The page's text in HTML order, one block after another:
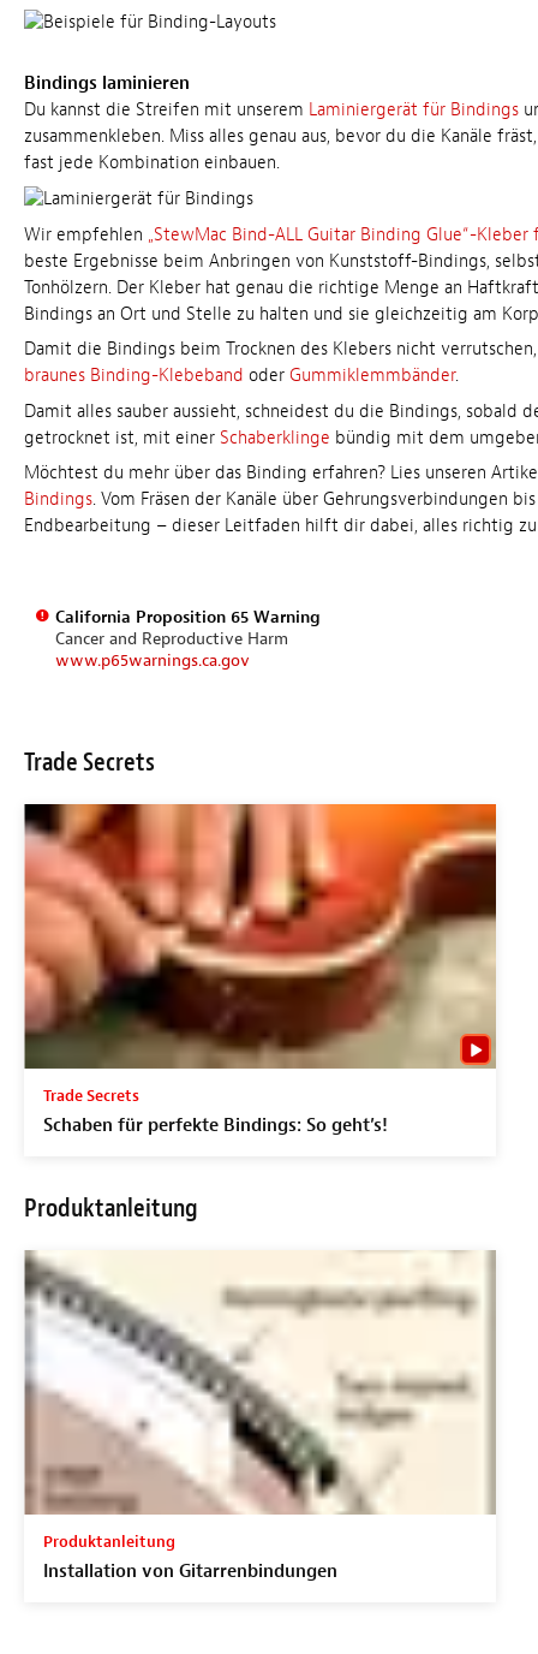
Bindings laminieren
Du kannst die Streifen mit unserem Laminiergerät für Bindings
zusammenkleben. Miss alles genau aus, bevor du die Kanäle
fast jede Kombination einbauen.
Wir empfehlen „StewMac Bind-ALL Guitar Binding Glue“-Kleber
beste Ergebnisse beim Anbringen von Kunststoff-Bindings,
Tonhölzern. Der Kleber hat genau die richtige Menge an
Bindings an Ort und Stelle zu halten und sie gleichzeitig am
Damit die Bindings beim Trocknen des Klebers nicht
braunes Binding-Klebeband oder Gummiklemmbänder.
Damit alles sauber aussieht, schneidest du die Bindings, sobald
getrocknet ist, mit einer Schaberklinge bündig mit dem
Möchtest du mehr über das Binding erfahren? Lies unseren
Bindings. Vom Fräsen der Kanäle über Gehrungsverbindungen
Endbearbeitung – dieser Leitfaden hilft dir dabei, alles richtig zu
California Proposition 65 Warning
Cancer and Reproductive Harm
www.p65warnings.ca.gov
Trade Secrets
Trade Secrets
Schaben für perfekte Bindings: So geht’s!
Produktanleitung
Produktanleitung
Installation von Gitarrenbindungen